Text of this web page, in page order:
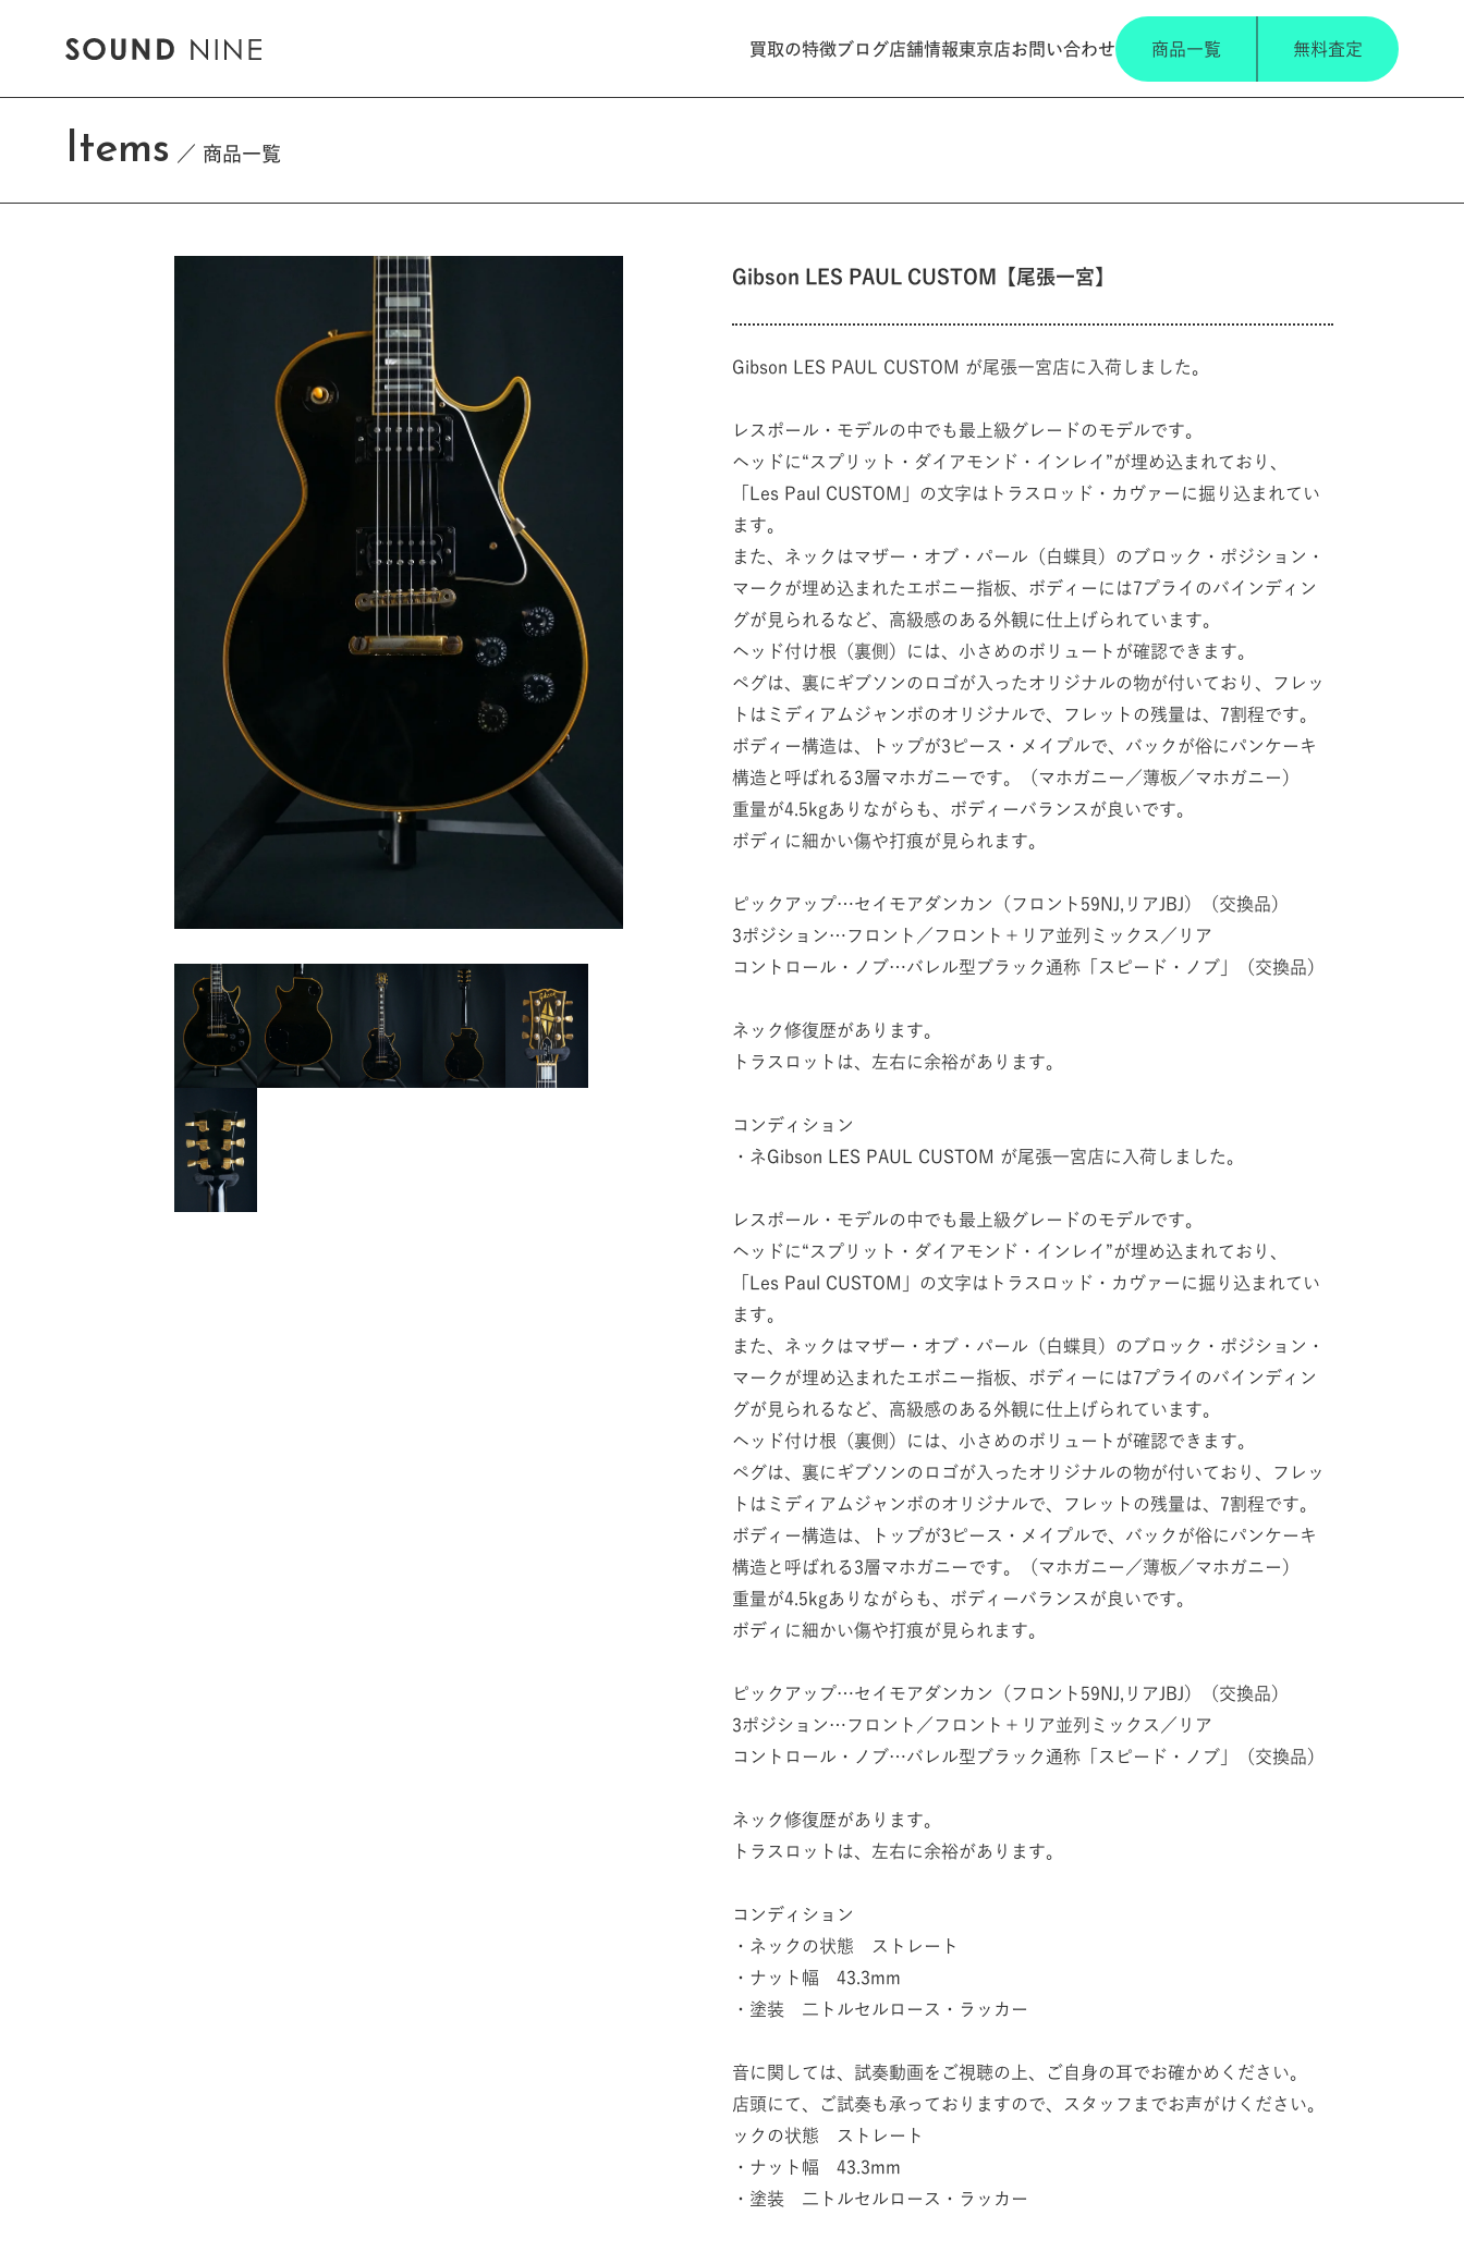
買取の特徴ブログ店舗情報東京店お問い合わせ 商品一覧 無料査定
Items 商品一覧
Gibson LES PAUL CUSTOM【尾張一宮】
Gibson LES PAUL CUSTOM が尾張一宮店に入荷しました。
レスポール・モデルの中でも最上級グレードのモデルです。
ヘッドに“スプリット・ダイアモンド・インレイ”が埋め込まれており、
「Les Paul CUSTOM」の文字はトラスロッド・カヴァーに掘り込まれてい
ます。
また、ネックはマザー・オブ・パール（白蝶貝）のブロック・ポジション・
マークが埋め込まれたエボニー指板、ボディーには7プライのバインディン
グが見られるなど、高級感のある外観に仕上げられています。
ヘッド付け根（裏側）には、小さめのボリュートが確認できます。
ペグは、裏にギブソンのロゴが入ったオリジナルの物が付いており、フレッ
トはミディアムジャンボのオリジナルで、フレットの残量は、7割程です。
ボディー構造は、トップが3ピース・メイプルで、バックが俗にパンケーキ
構造と呼ばれる3層マホガニーです。（マホガニー／薄板／マホガニー）
重量が4.5kgありながらも、ボディーバランスが良いです。
ボディに細かい傷や打痕が見られます。
ピックアップ…セイモアダンカン（フロント59NJ,リアJBJ）（交換品）
3ポジション…フロント／フロント＋リア並列ミックス／リア
コントロール・ノブ…バレル型ブラック通称「スピード・ノブ」（交換品）
ネック修復歴があります。
トラスロットは、左右に余裕があります。
コンディション
・ネGibson LES PAUL CUSTOM が尾張一宮店に入荷しました。
レスポール・モデルの中でも最上級グレードのモデルです。
ヘッドに“スプリット・ダイアモンド・インレイ”が埋め込まれており、
「Les Paul CUSTOM」の文字はトラスロッド・カヴァーに掘り込まれてい
ます。
また、ネックはマザー・オブ・パール（白蝶貝）のブロック・ポジション・
マークが埋め込まれたエボニー指板、ボディーには7プライのバインディン
グが見られるなど、高級感のある外観に仕上げられています。
ヘッド付け根（裏側）には、小さめのボリュートが確認できます。
ペグは、裏にギブソンのロゴが入ったオリジナルの物が付いており、フレッ
トはミディアムジャンボのオリジナルで、フレットの残量は、7割程です。
ボディー構造は、トップが3ピース・メイプルで、バックが俗にパンケーキ
構造と呼ばれる3層マホガニーです。（マホガニー／薄板／マホガニー）
重量が4.5kgありながらも、ボディーバランスが良いです。
ボディに細かい傷や打痕が見られます。
ピックアップ…セイモアダンカン（フロント59NJ,リアJBJ）（交換品）
3ポジション…フロント／フロント＋リア並列ミックス／リア
コントロール・ノブ…バレル型ブラック通称「スピード・ノブ」（交換品）
ネック修復歴があります。
トラスロットは、左右に余裕があります。
コンディション
・ネックの状態 ストレート
・ナット幅 43.3mm
・塗装 二トルセルロース・ラッカー
音に関しては、試奏動画をご視聴の上、ご自身の耳でお確かめください。
店頭にて、ご試奏も承っておりますので、スタッフまでお声がけください。
ックの状態 ストレート
・ナット幅 43.3mm
・塗装 二トルセルロース・ラッカー